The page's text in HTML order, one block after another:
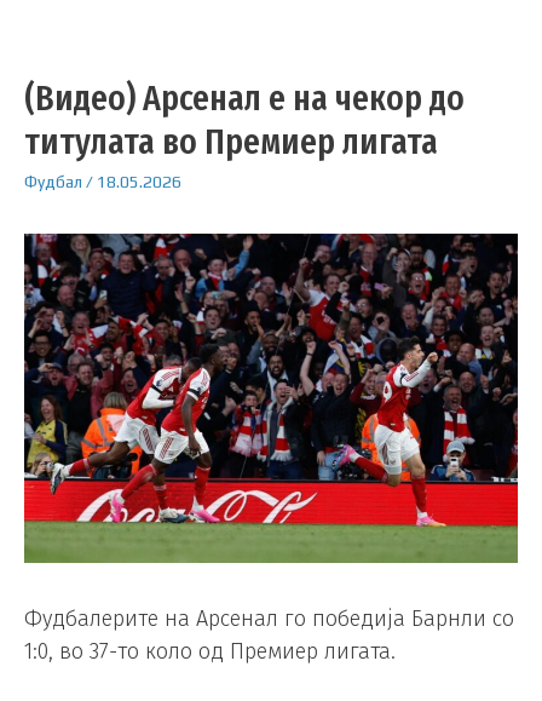
(Видео) Арсенал е на чекор до
титулата во Премиер лигата
Фудбал / 18.05.2026
Фудбалерите на Арсенал го победија Барнли со
1:0, во 37-то коло од Премиер лигата.